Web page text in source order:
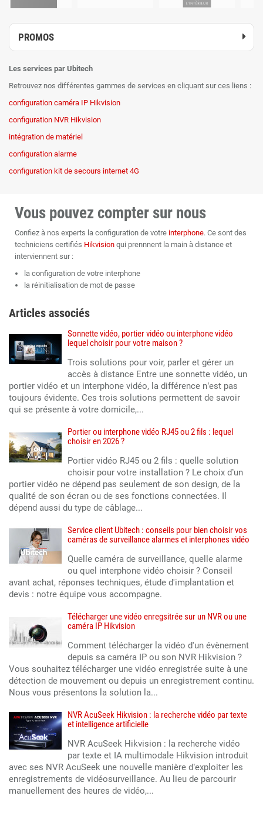
PROMOS
Les services par Ubitech
Retrouvez nos différentes gammes de services en cliquant sur ces liens :
configuration caméra IP Hikvision
configuration NVR Hikvision
intégration de matériel
configuration alarme
configuration kit de secours internet 4G
Vous pouvez compter sur nous
Confiez à nos experts la configuration de votre interphone. Ce sont des
techniciens certifiés Hikvision qui prennnent la main à distance et
interviennent sur :
la configuration de votre interphone
la réinitialisation de mot de passe
Articles associés
Sonnette vidéo, portier vidéo ou interphone vidéo
lequel choisir pour votre maison ?
Trois solutions pour voir, parler et gérer un
accès à distance Entre une sonnette vidéo, un
portier vidéo et un interphone vidéo, la différence n’est pas
toujours évidente. Ces trois solutions permettent de savoir
qui se présente à votre domicile,...
Portier ou interphone vidéo RJ45 ou 2 fils : lequel
choisir en 2026 ?
Portier vidéo RJ45 ou 2 fils : quelle solution
choisir pour votre installation ? Le choix d’un
portier vidéo ne dépend pas seulement de son design, de la
qualité de son écran ou de ses fonctions connectées. Il
dépend aussi du type de câblage...
Service client Ubitech : conseils pour bien choisir vos
caméras de surveillance alarmes et interphones vidéo
Quelle caméra de surveillance, quelle alarme
ou quel interphone vidéo choisir ? Conseil
avant achat, réponses techniques, étude d'implantation et
devis : notre équipe vous accompagne.
Télécharger une vidéo enregsitrée sur un NVR ou une
caméra IP Hikvision
Comment télécharger la vidéo d'un évènement
depuis sa caméra IP ou son NVR Hikvision ?
Vous souhaitez télécharger une vidéo enregistrée suite à une
détection de mouvement ou depuis un enregistrement continu.
Nous vous présentons la solution la...
NVR AcuSeek Hikvision : la recherche vidéo par texte
et intelligence artificielle
NVR AcuSeek Hikvision : la recherche vidéo
par texte et IA multimodale Hikvision introduit
avec ses NVR AcuSeek une nouvelle manière d’exploiter les
enregistrements de vidéosurveillance. Au lieu de parcourir
manuellement des heures de vidéo,...